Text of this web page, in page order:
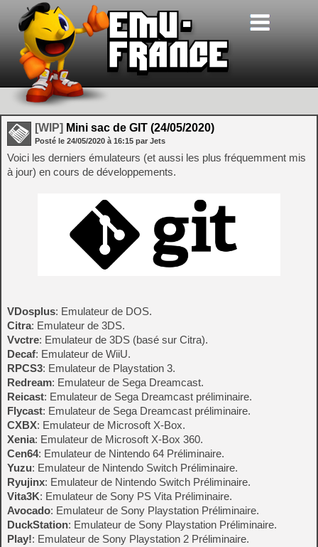
[WIP] Mini sac de GIT (24/05/2020)
Posté le 24/05/2020 à 16:15 par Jets
Voici les derniers émulateurs (et aussi les plus fréquemment mis
à jour) en cours de développements.
VDosplus: Emulateur de DOS.
Citra: Emulateur de 3DS.
Vvctre: Emulateur de 3DS (basé sur Citra).
Decaf: Emulateur de WiiU.
RPCS3: Emulateur de Playstation 3.
Redream: Emulateur de Sega Dreamcast.
Reicast: Emulateur de Sega Dreamcast préliminaire.
Flycast: Emulateur de Sega Dreamcast préliminaire.
CXBX: Emulateur de Microsoft X-Box.
Xenia: Emulateur de Microsoft X-Box 360.
Cen64: Emulateur de Nintendo 64 Préliminaire.
Yuzu: Emulateur de Nintendo Switch Préliminaire.
Ryujinx: Emulateur de Nintendo Switch Préliminaire.
Vita3K: Emulateur de Sony PS Vita Préliminaire.
Avocado: Emulateur de Sony Playstation Préliminaire.
DuckStation: Emulateur de Sony Playstation Préliminaire.
Play!: Emulateur de Sony Playstation 2 Préliminaire.